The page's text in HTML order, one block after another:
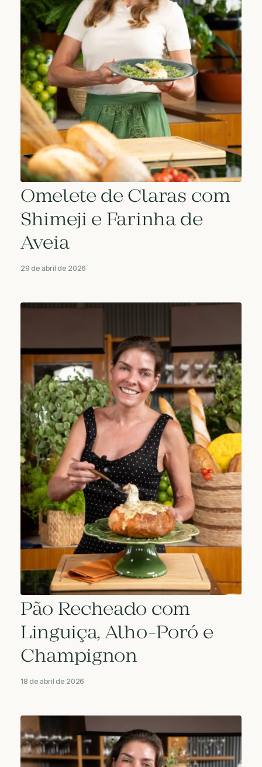
Omelete de Claras com
Shimeji e Farinha de
Aveia
29 de abril de 2026
Pão Recheado com
Linguiça, Alho-Poró e
Champignon
18 de abril de 2026